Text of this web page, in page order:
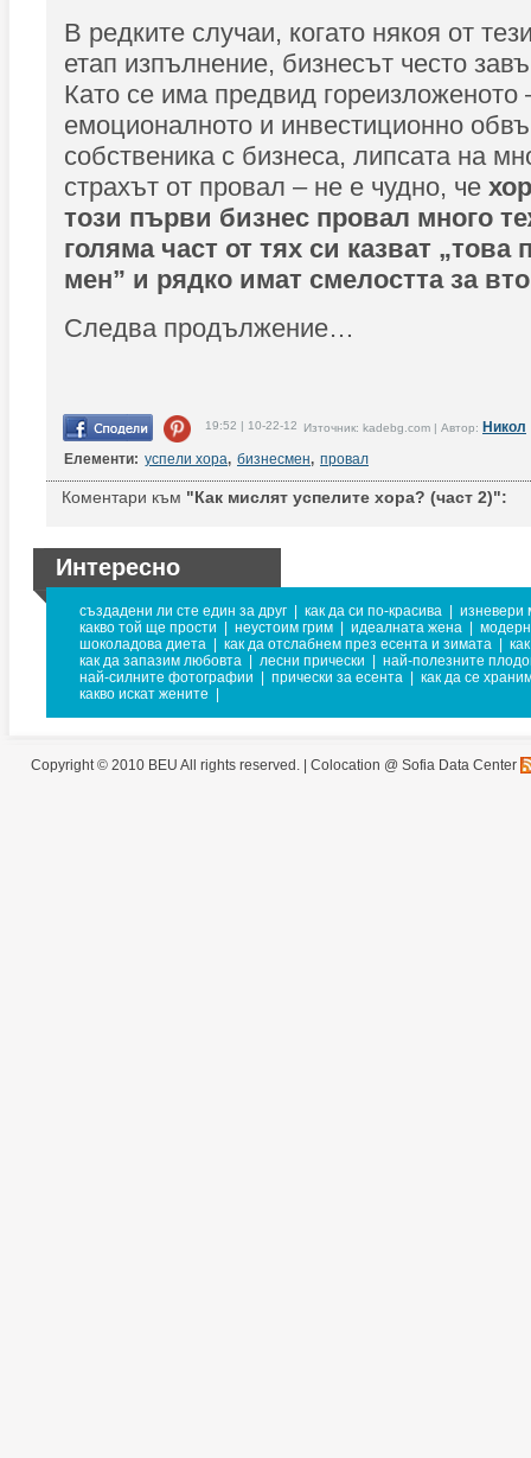
В редките случаи, когато някоя от
етап изпълнение, бизнесът често
Като се има предвид гореизложеното
емоционалното и инвестиционно
собственика с бизнеса, липсата на
страхът от провал – не е чудно, че
този първи бизнес провал много
голяма част от тях си казват „това
мен” и рядко имат смелостта за
Следва продължение…
19:52 | 10-22-12 Източник: kadebg.com | Автор: Никол
Елементи: успели хора, бизнесмен, провал
Коментари към "Как мислят успелите хора? (част 2)":
Интересно
създадени ли сте един за друг как да си по-красива
изневери
какво той ще прости
неустоим грим идеалната жена
шоколадова диета
как да отслабнем през есента и зимата
как да запазим любовта
лесни прически
най-полезните
най-силните фотографии
прически за есента
как да се
какво искат жените
Copyright © 2010 BEU All rights reserved. | Colocation @ Sofia Data Center